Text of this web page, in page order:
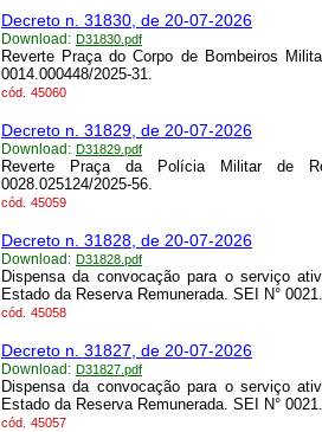
Decreto n. 31830, de 20-07-2026
Download: D31830.pdf
Reverte Praça do Corpo de Bombeiros
0014.000448/2025-31.
cód. 45060
Decreto n. 31829, de 20-07-2026
Download: D31829.pdf
Reverte Praça da Polícia Militar de
0028.025124/2025-56.
cód. 45059
Decreto n. 31828, de 20-07-2026
Download: D31828.pdf
Dispensa da convocação para o serviço
Estado da Reserva Remunerada. SEI N°
cód. 45058
Decreto n. 31827, de 20-07-2026
Download: D31827.pdf
Dispensa da convocação para o serviço
Estado da Reserva Remunerada. SEI N°
cód. 45057